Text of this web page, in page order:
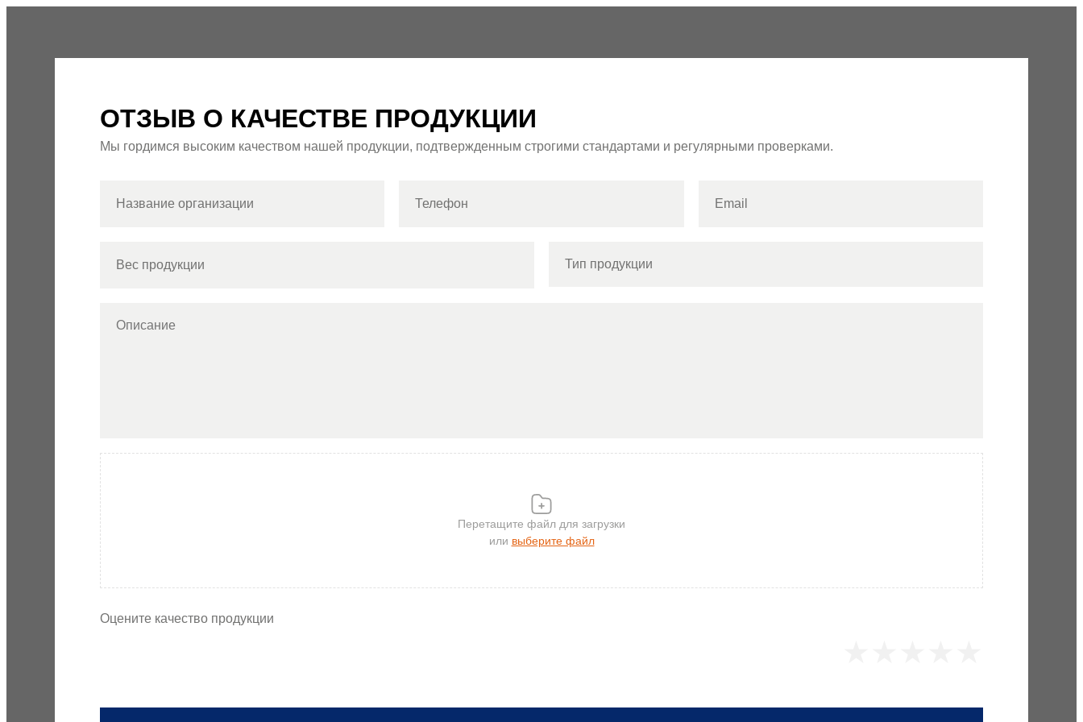
ОТЗЫВ О КАЧЕСТВЕ ПРОДУКЦИИ
Мы гордимся высоким качеством нашей продукции, подтвержденным строгими стандартами и регулярными проверками.
Тип продукции
Перетащите файл для загрузки
или выберите файл
Оцените качество продукции